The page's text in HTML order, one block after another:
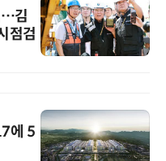
…김
점검
에 5